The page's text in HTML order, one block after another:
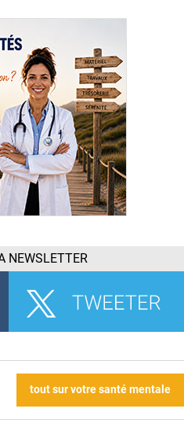
NEWSLETTER
tout sur votre santé mentale